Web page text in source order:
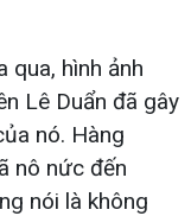
qua, hình ảnh
Lê Duẩn đã gây
nó. Hàng
nô nức đến
nói là không